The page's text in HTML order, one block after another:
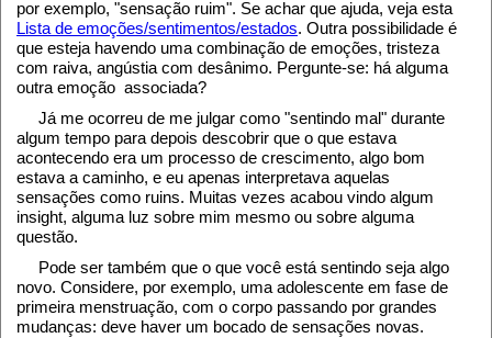
por exemplo, "sensação ruim". Se achar que ajuda, veja esta
Lista de emoções/sentimentos/estados. Outra possibilidade é
que esteja havendo uma combinação de emoções, tristeza
com raiva, angústia com desânimo. Pergunte-se: há alguma
outra emoção associada?
Já me ocorreu de me julgar como "sentindo mal" durante
algum tempo para depois descobrir que o que estava
acontecendo era um processo de crescimento, algo bom
estava a caminho, e eu apenas interpretava aquelas
sensações como ruins. Muitas vezes acabou vindo algum
insight, alguma luz sobre mim mesmo ou sobre alguma
questão.
Pode ser também que o que você está sentindo seja algo
novo. Considere, por exemplo, uma adolescente em fase de
primeira menstruação, com o corpo passando por grandes
mudanças: deve haver um bocado de sensações novas.